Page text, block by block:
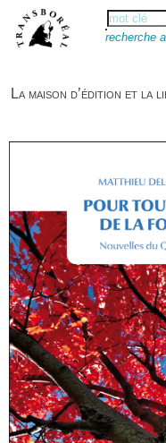
recherche
La maison d’édition et la